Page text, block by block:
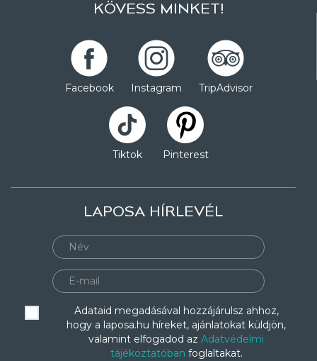
KÖVESS MINKET!
Facebook Instagram TripAdvisor
Tiktok Pinterest
LAPOSA HÍRLEVÉL
Adataid megadásával hozzájárulsz ahhoz,
hogy a laposa.hu híreket, ajánlatokat küldjön,
valamint elfogadod az Adatvédelmi
tájékoztatóban foglaltakat.